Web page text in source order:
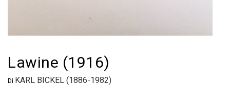
Lawine (1916)
Di KARL BICKEL (1886-1982)